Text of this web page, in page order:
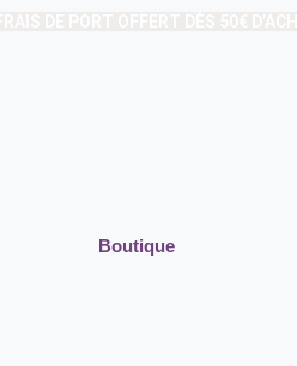
Boutique